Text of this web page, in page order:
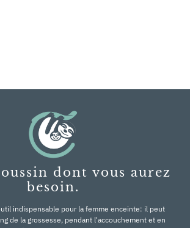
dont vous aurez
besoin.
indispensable pour la femme enceinte: il peut
de la grossesse, pendant l'accouchement et en